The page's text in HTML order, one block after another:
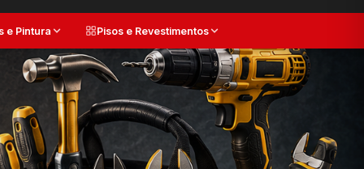
e Pintura Pisos e Revestimentos